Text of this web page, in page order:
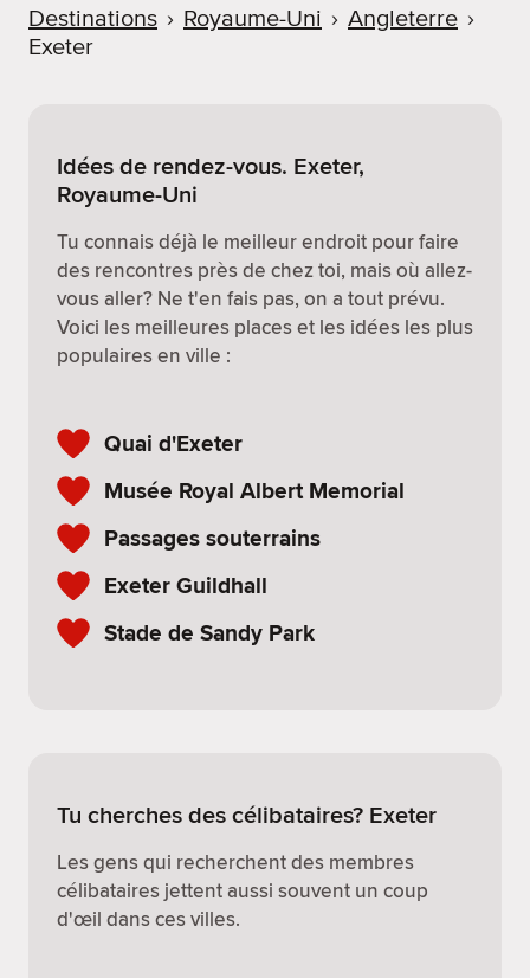
Destinations › Royaume-Uni › Angleterre ›
Exeter
Idées de rendez-vous. Exeter,
Royaume-Uni
Tu connais déjà le meilleur endroit pour faire
des rencontres près de chez toi, mais où allez-
vous aller? Ne t'en fais pas, on a tout prévu.
Voici les meilleures places et les idées les plus
populaires en ville :
Quai d'Exeter
Musée Royal Albert Memorial
Passages souterrains
Exeter Guildhall
Stade de Sandy Park
Tu cherches des célibataires? Exeter
Les gens qui recherchent des membres
célibataires jettent aussi souvent un coup
d'œil dans ces villes.